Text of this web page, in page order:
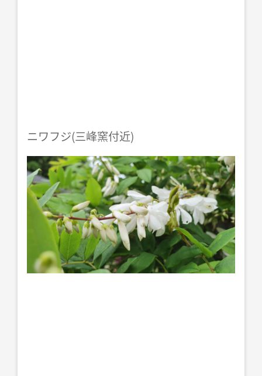
ニワフジ(三峰窯付近)